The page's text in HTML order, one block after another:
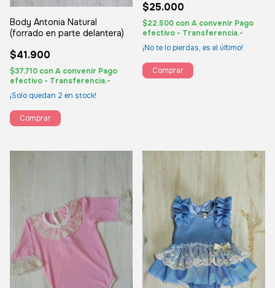
Body Antonia Natural
(forrado en parte delantera)
$41.900
$37.710 con A convenir Pago
efectivo - Transferencia.-
¡Solo quedan 2 en stock!
Comprar
$25.000
$22.500 con A convenir Pago
efectivo - Transferencia.-
¡No te lo pierdas, es el último!
Comprar